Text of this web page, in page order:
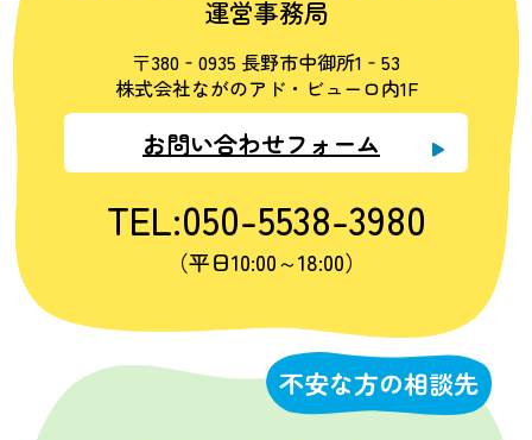
運営事務局
〒380‐0935 長野市中御所1‐53
株式会社ながのアド・ビューロ内1F
お問い合わせフォーム
TEL:050-5538-3980
（平日10:00～18:00）
不安な方の相談先